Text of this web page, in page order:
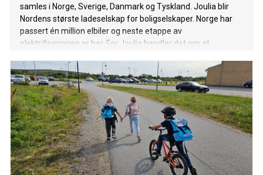
samles i Norge, Sverige, Danmark og Tyskland. Joulia blir
Nordens største ladeselskap for boligselskaper. Norge har
passert én million elbiler og neste etappe av
elektrifiseringen er her. For Joulia handler det om at
stabile løsninger som bidrar til at nettet brukes smartere.
Samtidig sier nordmenn og svensker i en undersøkelse at
ladingen bare må funke.